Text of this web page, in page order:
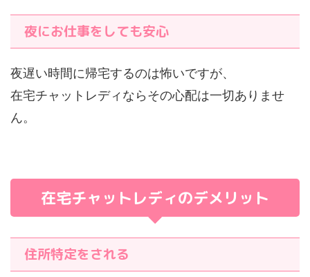
夜にお仕事をしても安心
夜遅い時間に帰宅するのは怖いですが、
在宅チャットレディならその心配は一切ありませ
ん。
在宅チャットレディのデメリット
住所特定をされる